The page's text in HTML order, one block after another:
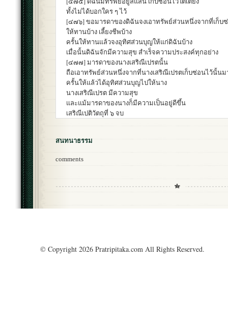
ทั้งไม่ได้บอกใคร ๆ ไว้
[๔๗๖] ขอมารดาของดิฉันจงเอาทรัพย์ส่วนหนึ่งจากที่เก็บ
ให้ทานบ้าง เลี้ยงชีพบ้าง
ครั้นให้ทานแล้วจงอุทิศส่วนบุญให้แก่ดิฉันบ้าง
เมื่อนั้นดิฉันจักมีความสุข สำเร็จความประสงค์ทุกอย่าง
[๔๗๗] มารดาของนางเสริณีเปรตนั้น
ถือเอาทรัพย์ส่วนหนึ่งจากที่นางเสริณีเปรตเก็บซ่อนไว้นั้น
ครั้นให้แล้วได้อุทิศส่วนบุญไปให้นาง
นางเสริณีเปรต มีความสุข
และแม้มารดาของนางก็มีความเป็นอยู่ดีขึ้น
เสริณีเปติวัตถุที่ ๖ จบ
สนทนาธรรม
comments
© Copyright 2026 Pratripitaka.com All Rights Reserved.